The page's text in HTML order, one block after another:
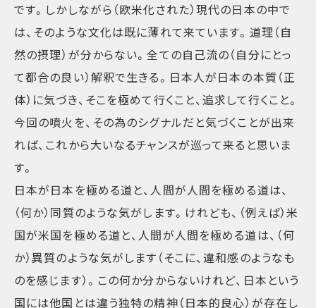
です。しかしながら（欧米化された）現代の日本の中で
は、そのような文化は既に薄れて来ています。道理（自
然の摂理）が分からない。全ての自己流の（自分にとっ
て都合の良い）解釈で生きる。日本人が日本の本質（正
体）に気づき、そこを極めて行くこと、追求して行くこと。
今回の噴火を、その為のシグナルだと気づくことが出来
れば、これから大いなるチャンスが巡って来ると思いま
す。
日本が日本を極める道と、人間が人間を極める道は、
（何か）同質のような気がします。けれども、（例えば）米
国が米国を極める道と、人間が人間を極める道は、（何
か）異質のような気がします（そこに、違和感のようなも
のを感じます）。この何か分からないけれど、日本という
国には他国とは違う独特の精神（日本的良心）が存在し